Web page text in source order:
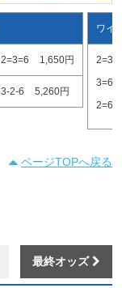
2=3=6 1,650円
3-2-6 5,260円
ワイ
2=3
3=6
2=6
ページTOPへ戻る
最終オッズ